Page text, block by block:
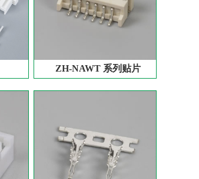
ZH-NAWT 系列贴片